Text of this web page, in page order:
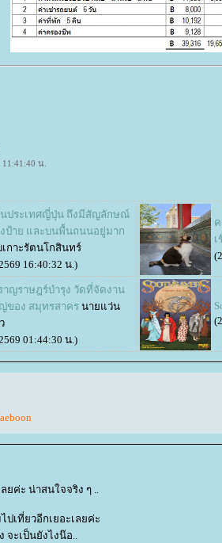
น.
นประเทศญี่ปุ่น ถึงมีสัญลักษณ์
ป้าย และบนพื้นถนนอยู่มาก
เกาะรัตนโกสินทร์
16:40:32 น.)
าญราษฎร์บำรุง วัดที่จัดงาน
ของ สมุทรสาคร นายแว่น
01:44:30 น.)
ยค่ะ น่าสนใจจริง ๆ ..
เที่ยวอีกเยอะเลยค่ะ
จะเป็นยังไงน๊อ..